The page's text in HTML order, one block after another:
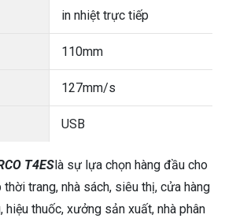
in nhiệt trực tiếp
110mm
127mm/s
USB
T4ESlà sự lựa chọn hàng đầu cho
trang, nhà sách, siêu thị, cửa hàng
hiệu thuốc, xưởng sản xuất, nhà phân